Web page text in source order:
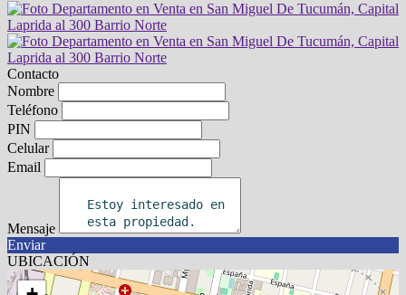
Contacto
Nombre
Teléfono
PIN
Celular
Email
Mensaje
Enviar
UBICACIÓN